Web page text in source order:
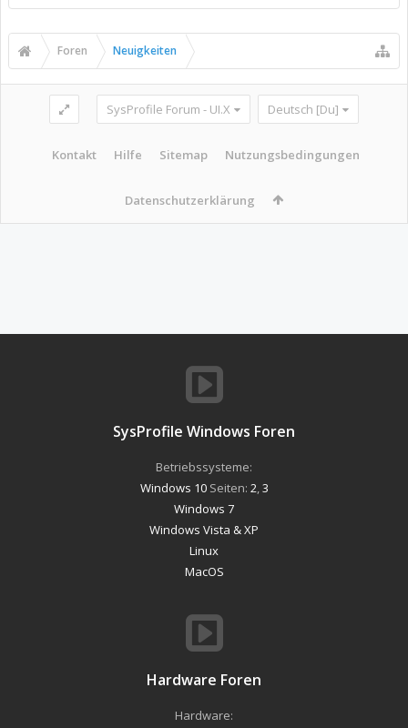
Foren Neuigkeiten
SysProfile Forum - UI.X Deutsch [Du]
Kontakt Hilfe Sitemap Nutzungsbedingungen
Datenschutzerklärung
SysProfile Windows Foren
Betriebssysteme:
Windows 10Seiten: 2 3
Windows 7
Windows Vista & XP
Linux
MacOS
Hardware Foren
Hardware: